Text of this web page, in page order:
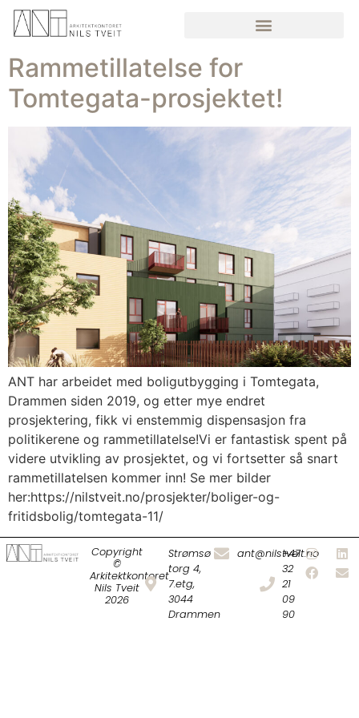
Rammetillatelse for
Tomtegata-prosjektet!
ANT har arbeidet med boligutbygging i Tomtegata,
Drammen siden 2019, og etter mye endret
prosjektering, fikk vi enstemmig dispensasjon fra
politikerene og rammetillatelse!Vi er fantastisk spent på
videre utvikling av prosjektet, og vi fortsetter så snart
rammetillatelsen kommer inn! Se mer bilder
her:https://nilstveit.no/prosjekter/boliger-og-
fritidsbolig/tomtegata-11/
Copyright
©
Arkitektkontoret
Nils Tveit
2026
Strømsø
torg 4,
7.etg,
3044
Drammen
ant@nilstveit.no
+47
32
21
09
90